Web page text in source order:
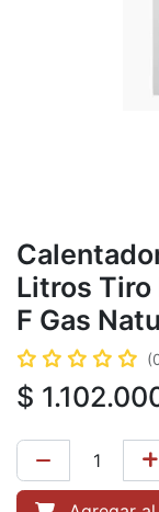
Litros Tiro
F Gas
$